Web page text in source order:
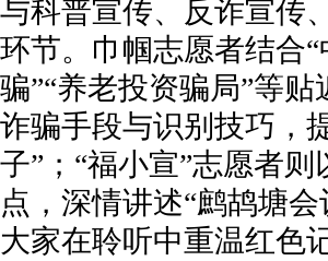
与科普宣传、反诈宣传
环节。巾帼志愿者结合
骗”“养老投资骗局”等
诈骗手段与识别技巧，
子”；“福小宣”志愿者
点，深情讲述“鹧鸪塘
大家在聆听中重温红色